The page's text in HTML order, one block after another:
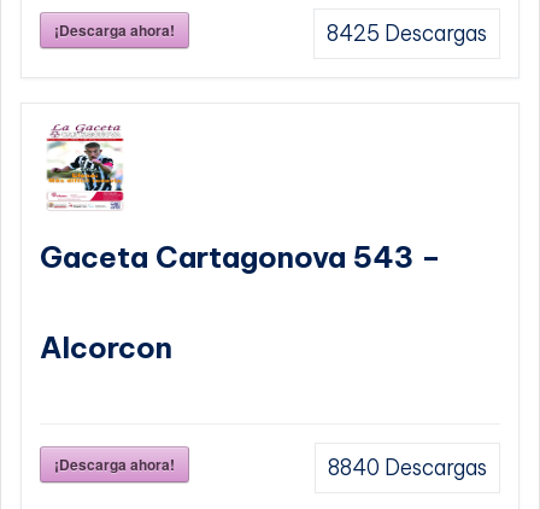
¡Descarga ahora! 8425 Descargas
Gaceta Cartagonova 543 –
Alcorcon
¡Descarga ahora! 8840 Descargas